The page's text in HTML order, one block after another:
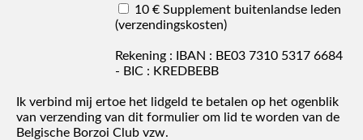
10 € Supplement buitenlandse leden
(verzendingskosten)
Rekening : IBAN : BE03 7310 5317 6684
- BIC : KREDBEBB
Ik verbind mij ertoe het lidgeld te betalen op het ogenblik
van verzending van dit formulier om lid te worden van de
Belgische Borzoi Club vzw.